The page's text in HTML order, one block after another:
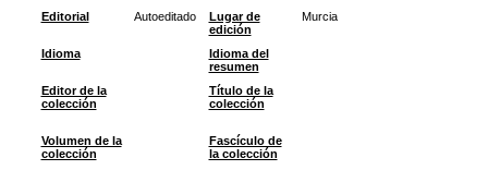
Editorial
Autoeditado
Lugar de
edición
Murcia
Idioma
Idioma del
resumen
Editor de la
colección
Título de la
colección
Volumen de la
colección
Fascículo de
la colección